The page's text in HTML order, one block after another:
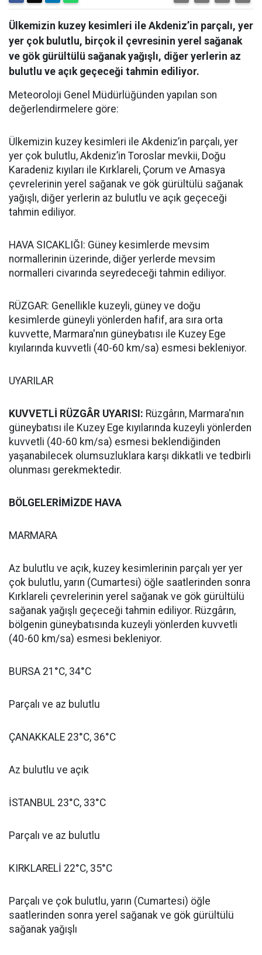
Ülkemizin kuzey kesimleri ile Akdeniz’in parçalı, yer
yer çok bulutlu, birçok il çevresinin yerel sağanak
ve gök gürültülü sağanak yağışlı, diğer yerlerin az
bulutlu ve açık geçeceği tahmin ediliyor.
Meteoroloji Genel Müdürlüğünden yapılan son
değerlendirmelere göre:
Ülkemizin kuzey kesimleri ile Akdeniz’in parçalı, yer
yer çok bulutlu, Akdeniz’in Toroslar mevkii, Doğu
Karadeniz kıyıları ile Kırklareli, Çorum ve Amasya
çevrelerinin yerel sağanak ve gök gürültülü sağanak
yağışlı, diğer yerlerin az bulutlu ve açık geçeceği
tahmin ediliyor.
HAVA SICAKLIĞI: Güney kesimlerde mevsim
normallerinin üzerinde, diğer yerlerde mevsim
normalleri civarında seyredeceği tahmin ediliyor.
RÜZGAR: Genellikle kuzeyli, güney ve doğu
kesimlerde güneyli yönlerden hafif, ara sıra orta
kuvvette, Marmara'nın güneybatısı ile Kuzey Ege
kıyılarında kuvvetli (40-60 km/sa) esmesi bekleniyor.
UYARILAR
KUVVETLİ RÜZGÂR UYARISI: Rüzgârın, Marmara'nın
güneybatısı ile Kuzey Ege kıyılarında kuzeyli yönlerden
kuvvetli (40-60 km/sa) esmesi beklendiğinden
yaşanabilecek olumsuzluklara karşı dikkatli ve tedbirli
olunması gerekmektedir.
BÖLGELERİMİZDE HAVA
MARMARA
Az bulutlu ve açık, kuzey kesimlerinin parçalı yer yer
çok bulutlu, yarın (Cumartesi) öğle saatlerinden sonra
Kırklareli çevrelerinin yerel sağanak ve gök gürültülü
sağanak yağışlı geçeceği tahmin ediliyor. Rüzgârın,
bölgenin güneybatısında kuzeyli yönlerden kuvvetli
(40-60 km/sa) esmesi bekleniyor.
BURSA 21°C, 34°C
Parçalı ve az bulutlu
ÇANAKKALE 23°C, 36°C
Az bulutlu ve açık
İSTANBUL 23°C, 33°C
Parçalı ve az bulutlu
KIRKLARELİ 22°C, 35°C
Parçalı ve çok bulutlu, yarın (Cumartesi) öğle
saatlerinden sonra yerel sağanak ve gök gürültülü
sağanak yağışlı